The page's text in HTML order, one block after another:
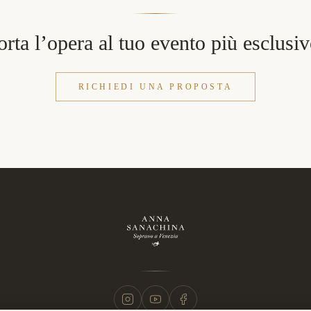
l’opera al tuo evento più
RICHIEDI UNA PROPOSTA